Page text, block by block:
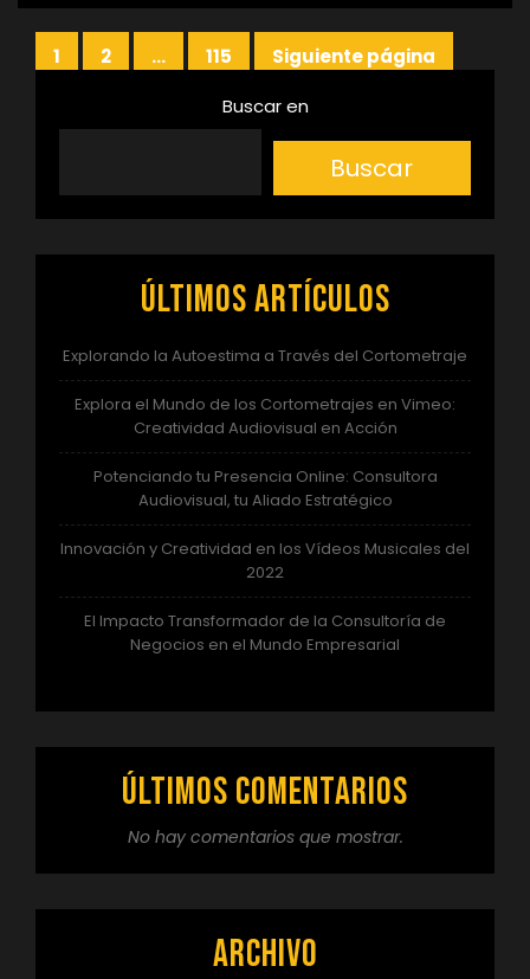
Paginación
Página
1 Página
2 … Página
115
Siguiente página
Buscar en
Buscar
Últimos artículos
Explorando la Autoestima a Través del Cortometraje
Explora el Mundo de los Cortometrajes en Vimeo:
Creatividad Audiovisual en Acción
Potenciando tu Presencia Online: Consultora
Audiovisual, tu Aliado Estratégico
Innovación y Creatividad en los Vídeos Musicales del
2022
El Impacto Transformador de la Consultoría de
Negocios en el Mundo Empresarial
Últimos comentarios
No hay comentarios que mostrar.
Archivo